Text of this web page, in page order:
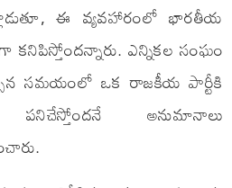
ఈ వ్యవహారంలో భారతీయ
కనిపిస్తోందన్నారు. ఎన్నికల సంఘం
సమయంలో ఒక రాజకీయ పార్టీకి
అనుమానాలు